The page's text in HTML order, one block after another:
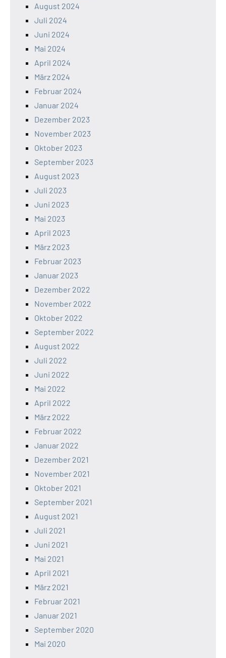
August 2024
Juli 2024
Juni 2024
Mai 2024
April 2024
März 2024
Februar 2024
Januar 2024
Dezember 2023
November 2023
Oktober 2023
September 2023
August 2023
Juli 2023
Juni 2023
Mai 2023
April 2023
März 2023
Februar 2023
Januar 2023
Dezember 2022
November 2022
Oktober 2022
September 2022
August 2022
Juli 2022
Juni 2022
Mai 2022
April 2022
März 2022
Februar 2022
Januar 2022
Dezember 2021
November 2021
Oktober 2021
September 2021
August 2021
Juli 2021
Juni 2021
Mai 2021
April 2021
März 2021
Februar 2021
Januar 2021
September 2020
Mai 2020